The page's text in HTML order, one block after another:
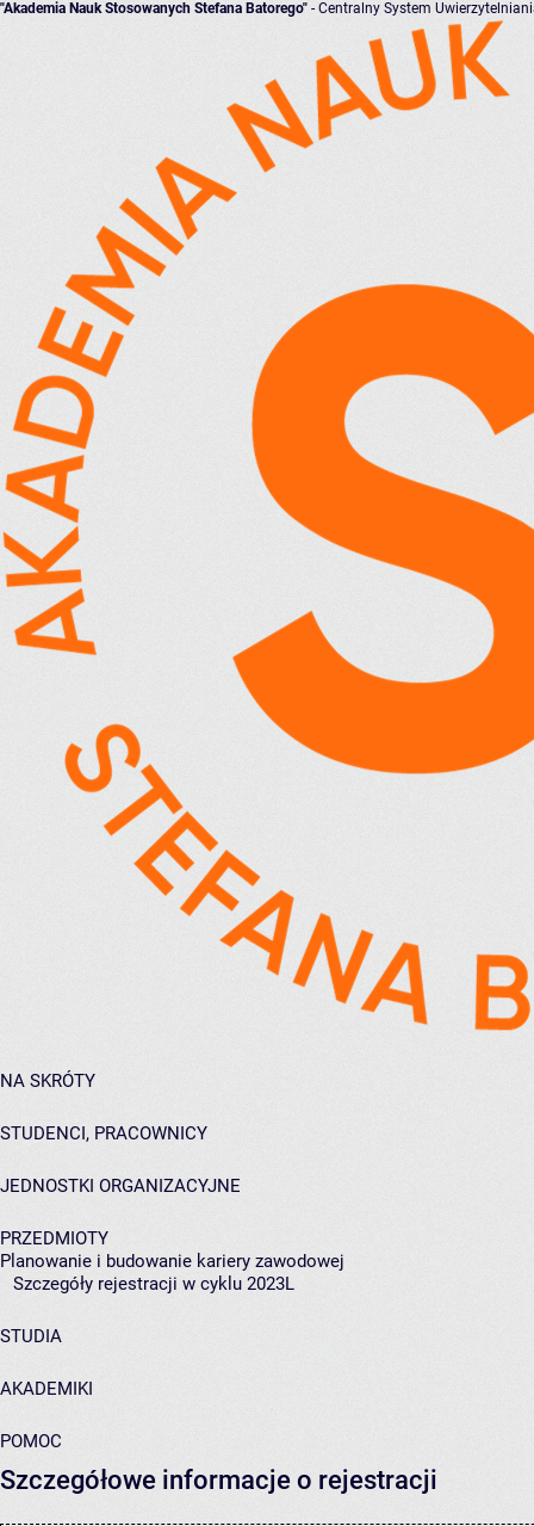
"Akademia Nauk Stosowanych Stefana Batorego" - Centralny System
NA SKRÓTY
STUDENCI, PRACOWNICY
JEDNOSTKI ORGANIZACYJNE
PRZEDMIOTY
Planowanie i budowanie kariery zawodowej
Szczegóły rejestracji w cyklu 2023L
STUDIA
AKADEMIKI
POMOC
Szczegółowe informacje o rejestracji